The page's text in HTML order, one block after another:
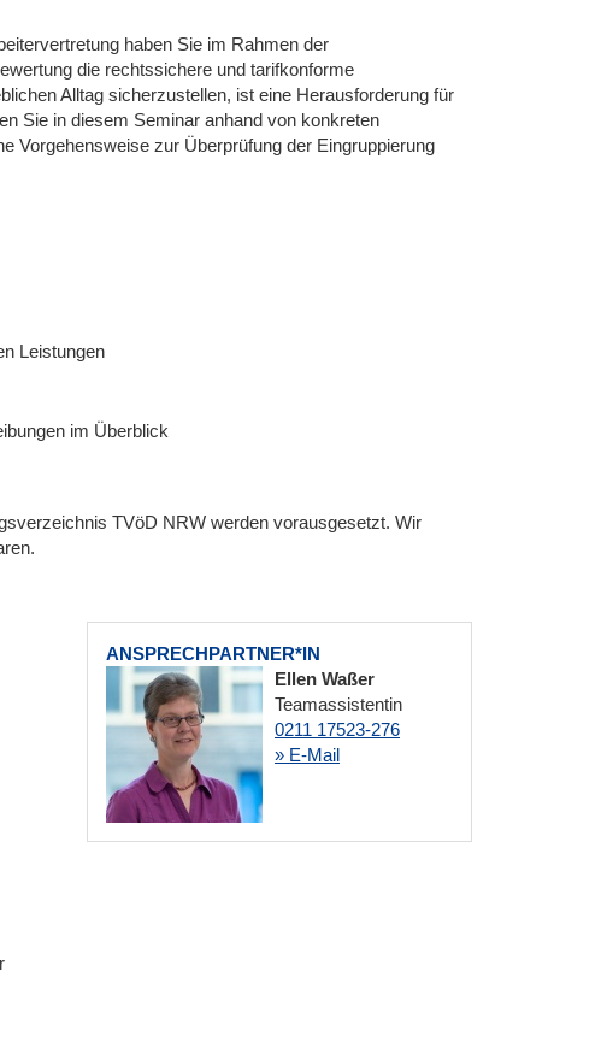
haben Sie im Rahmen der
die rechtssichere und tarifkonforme
Alltag sicherzustellen, ist eine Herausforderung für
Sie in diesem Seminar anhand von konkreten
Vorgehensweise zur Überprüfung der Eingruppierung
Leistungen
im Überblick
TVöD NRW werden vorausgesetzt. Wir
ANSPRECHPARTNER*IN
Ellen Waßer
Teamassistentin
0211 17523-276
» E-Mail